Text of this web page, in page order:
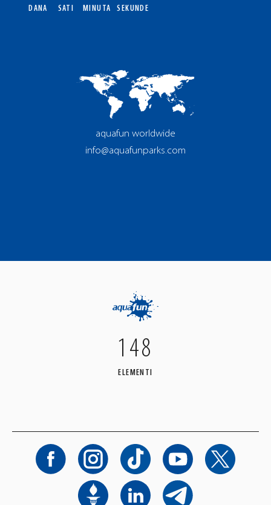
DANA SATI MINUTA SEKUNDE
aquafun worldwide
info@aquafunparks.com
148
ELEMENTI